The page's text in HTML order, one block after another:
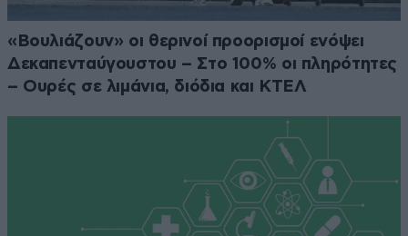
«Βουλιάζουν» οι θερινοί προορισμοί ενόψει
Δεκαπενταύγουστου – Στο 100% οι πληρότητες
– Ουρές σε λιμάνια, διόδια και ΚΤΕΛ